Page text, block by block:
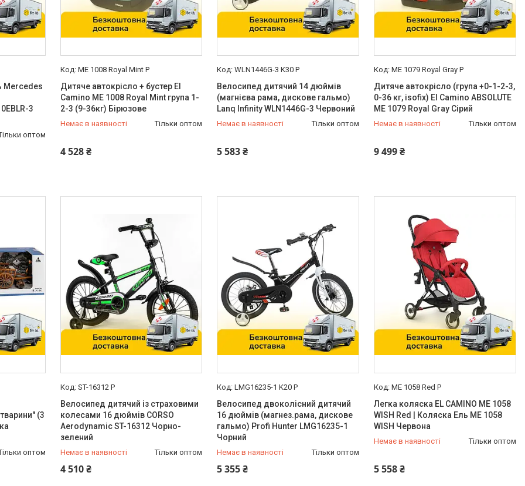
Mercedes
3
оптом
ME 1008 Royal Mint P
Дитяче автокрісло + бустер El
Camino ME 1008 Royal Mint група 1-
2-3 (9-36кг) Бірюзове
Немає в наявності Тільки оптом
4 528 ₴
0 (800) 33-98-35
WLN1446G-3 K30 P
Велосипед дитячий 14 дюймів
(магнієва рама, дискове гальмо)
Lanq Infinity WLN1446G-3 Червоний
Немає в наявності Тільки оптом
5 583 ₴
0 (800) 33-98-35
ME 1079 Royal Gray P
Дитяче автокрісло (група +0-1-2-3,
0-36 кг, isofix) El Camino ABSOLUTE
ME 1079 Royal Gray Сірий
Немає в наявності Тільки оптом
9 499 ₴
0 (800) 33-98-35
(3
оптом
ST-16312 P
Велосипед дитячий із страховими
колесами 16 дюймів CORSO
Aerodynamic ST-16312 Чорно-
зелений
Немає в наявності Тільки оптом
4 510 ₴
0 (800) 33-98-35
LMG16235-1 K20 P
Велосипед двоколісний дитячий
16 дюймів (магнез.рама, дискове
гальмо) Profi Hunter LMG16235-1
Чорний
Немає в наявності Тільки оптом
5 355 ₴
0 (800) 33-98-35
ME 1058 Red P
Легка коляска EL CAMINO ME 1058
WISH Red | Коляска Ель ME 1058
WISH Червона
Немає в наявності Тільки оптом
5 558 ₴
0 (800) 33-98-35